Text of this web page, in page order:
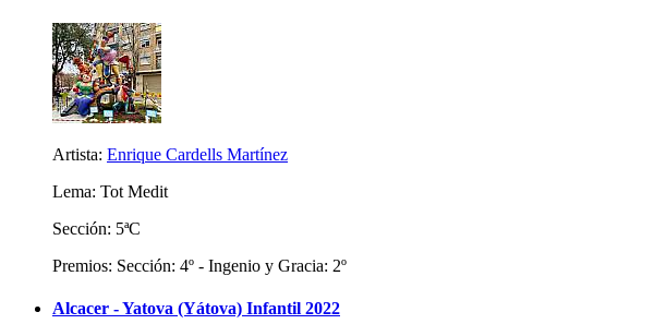
Artista: Enrique Cardells Martínez
Lema: Tot Medit
Sección: 5ªC
Premios: Sección: 4º - Ingenio y Gracia: 2º
Alcacer - Yatova (Yátova) Infantil 2022